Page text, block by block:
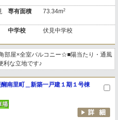
専有面積 73.34m2
中学校 伏見中学校
部屋×全室バルコニー☆■陽当たり・通風
利な立地です♪
醐南里町＿新築一戸建１期１号棟